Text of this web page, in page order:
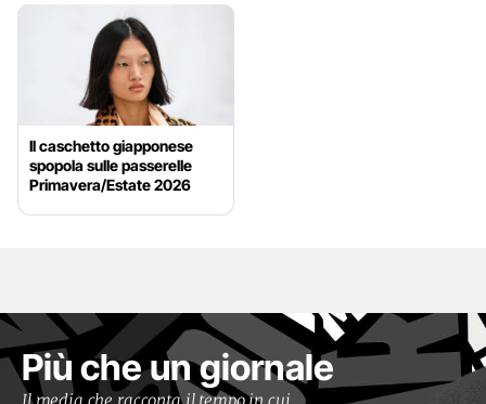
Il caschetto giapponese
spopola sulle passerelle
Primavera/Estate 2026
Più che un giornale